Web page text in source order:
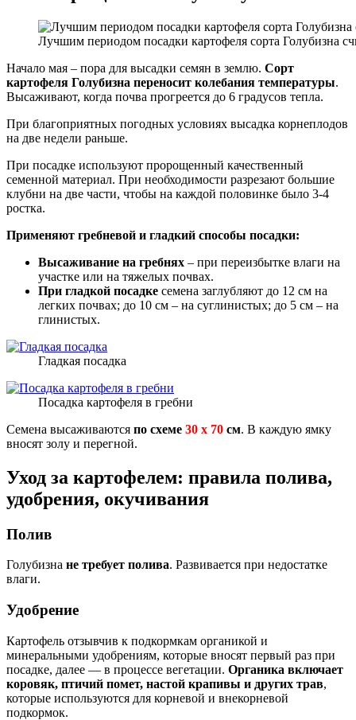
Лучшим периодом посадки картофеля сорта Голубизна
Начало мая – пора для высадки семян в землю. Сорт
картофеля Голубизна переносит колебания температуры.
Высаживают, когда почва прогреется до 6 градусов тепла.
При благоприятных погодных условиях высадка корнеплодов
на две недели раньше.
При посадке используют пророщенный качественный
семенной материал. При необходимости разрезают большие
клубни на две части, чтобы на каждой половинке было 3-4
ростка.
Применяют гребневой и гладкий способы посадки:
Высаживание на гребнях – при переизбытке влаги на
участке или на тяжелых почвах.
При гладкой посадке семена заглубляют до 12 см на
легких почвах; до 10 см – на суглинистых; до 5 см – на
глинистых.
Гладкая посадка
Посадка картофеля в гребни
Семена высаживаются по схеме 30 х 70 см. В каждую ямку
вносят золу и перегной.
Уход за картофелем: правила полива,
удобрения, окучивания
Полив
Голубизна не требует полива. Развивается при недостатке
влаги.
Удобрение
Картофель отзывчив к подкормкам органикой и
минеральными удобрениям, которые вносят первый раз при
посадке, далее — в процессе вегетации. Органика включает
коровяк, птичий помет, настой крапивы и других трав,
которые используются для корневой и внекорневой
подкормок.